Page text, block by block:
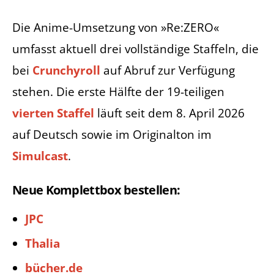
Die Anime-Umsetzung von »Re:ZERO«
umfasst aktuell drei vollständige Staffeln, die
bei Crunchyroll auf Abruf zur Verfügung
stehen. Die erste Hälfte der 19-teiligen
vierten Staffel läuft seit dem 8. April 2026
auf Deutsch sowie im Originalton im
Simulcast.
Neue Komplettbox bestellen:
JPC
Thalia
bücher.de